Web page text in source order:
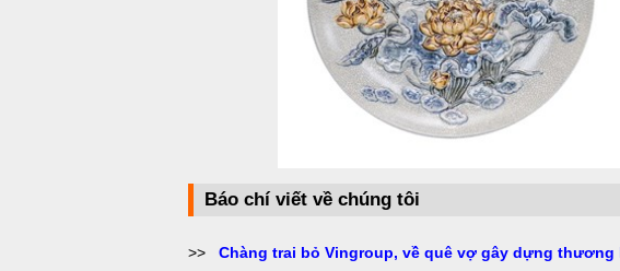
Báo chí viết về chúng tôi
>> Chàng trai bỏ Vingroup, về quê vợ gây dựng thương